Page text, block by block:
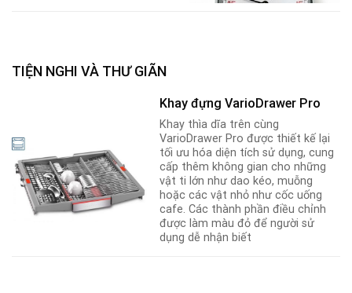
TIỆN NGHI VÀ THƯ GIÃN
Khay đựng VarioDrawer Pro
Khay thìa dĩa trên cùng
VarioDrawer Pro được thiết kế lại
tối ưu hóa diện tích sử dụng, cung
cấp thêm không gian cho những
vật ti lớn như dao kéo, muỗng
hoặc các vật nhỏ như cốc uống
cafe. Các thành phần điều chỉnh
được làm màu đỏ để người sử
dụng dễ nhận biết